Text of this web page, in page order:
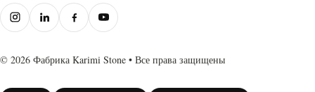
© 2026 Фабрика Karimi Stone • Все права защищены